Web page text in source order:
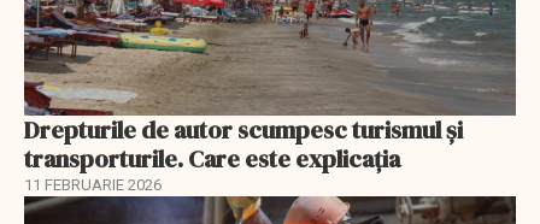
Drepturile de autor scumpesc turismul și
transporturile. Care este explicația
11 FEBRUARIE 2026